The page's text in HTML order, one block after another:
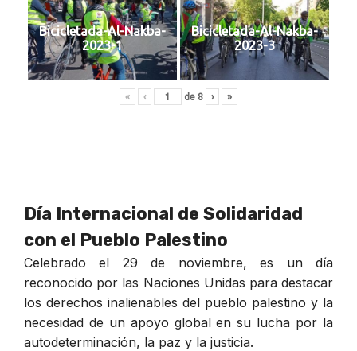
Bicicletada-Al-Nakba-
2023-1
Bicicletada-Al-Nakba-
2023-3
« ‹ de 8 › »
Día Internacional de Solidaridad
con el Pueblo Palestino
Celebrado el 29 de noviembre, es un día
reconocido por las Naciones Unidas para destacar
los derechos inalienables del pueblo palestino y la
necesidad de un apoyo global en su lucha por la
autodeterminación, la paz y la justicia.